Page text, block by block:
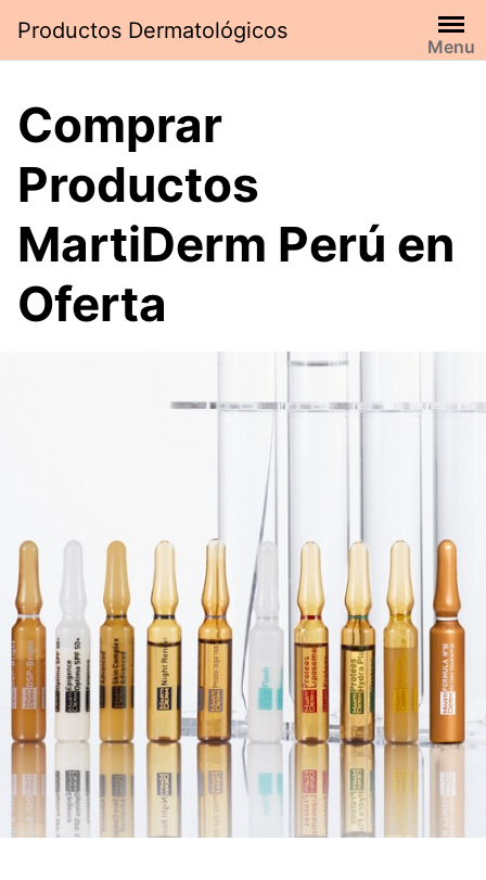
contenido
Productos Dermatológicos
Menu
Comprar
Productos
MartiDerm Perú en
Oferta